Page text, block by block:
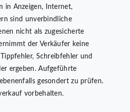
in Anzeigen, Internet,
sind unverbindliche
nicht als zugesicherte
der Verkäufer keine
Schreibfehler und
ergeben. Aufgeführte
gesondert zu prüfen.
vorbehalten.